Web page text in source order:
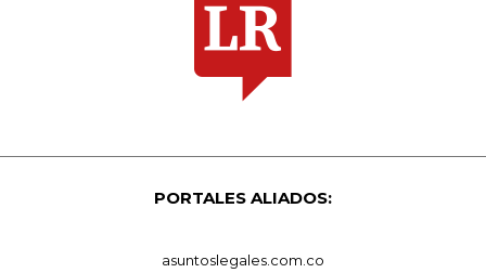
PORTALES ALIADOS:
asuntoslegales.com.co